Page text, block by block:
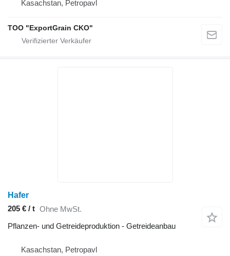
Kasachstan, Petropavl
TOO "ExportGrain CKO"
Hafer
205 € / t Ohne MwSt.
Pflanzen- und Getreideproduktion - Getreideanbau
Kasachstan, Petropavl